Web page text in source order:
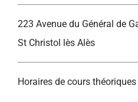
223 Avenue du Général de
St Christol lès Alès
Horaires de cours